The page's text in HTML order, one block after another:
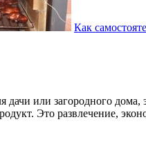
Как
дачи или загородного дома,
Это развлечение,